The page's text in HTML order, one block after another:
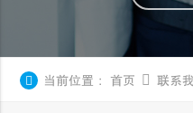
当前位置： 首页 联系